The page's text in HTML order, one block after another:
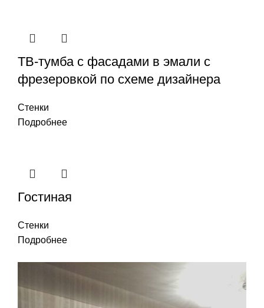
ТВ-тумба с фасадами в эмали с
фрезеровкой по схеме дизайнера
Стенки
Подробнее
Гостиная
Стенки
Подробнее